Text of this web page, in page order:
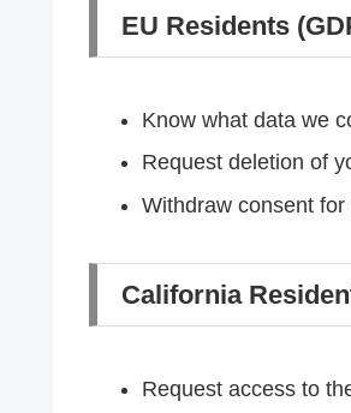
EU Residents
Know what data we
Request deletion of
Withdraw consent for
California
Request access to